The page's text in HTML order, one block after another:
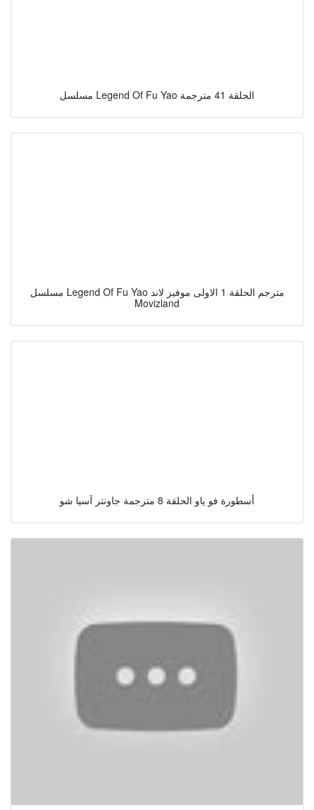
مسلسل Legend Of Fu Yao الحلقة 41 مترجمة
مسلسل Legend Of Fu Yao مترجم الحلقة 1 الاولى موفيز لاند
Movizland
أسطورة فو ياو الحلقة 8 مترجمة جاونتر آسيا شو